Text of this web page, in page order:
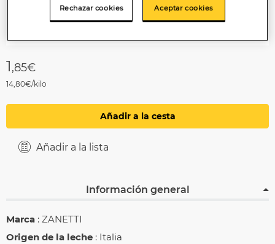
1,85€
14,80€/kilo
Añadir a la cesta
Añadir a la lista
Información general
Marca : ZANETTI
Origen de la leche : Italia
Rechazar cookies Aceptar cookies